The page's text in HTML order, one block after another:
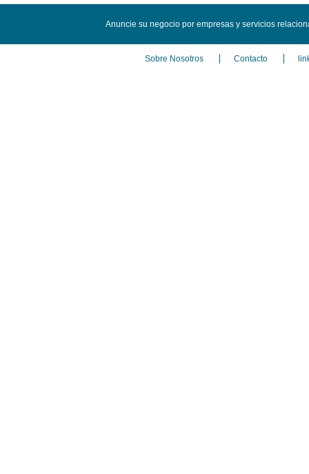
Anuncie su negocio por empresas y servicios
Sobre Nosotros Contacto